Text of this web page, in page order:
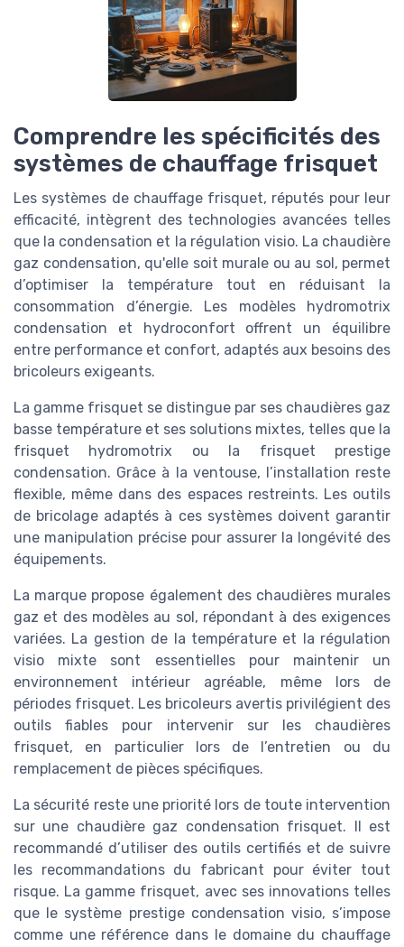
Comprendre les spécificités des
systèmes de chauffage frisquet
Les systèmes de chauffage frisquet, réputés pour leur
efficacité, intègrent des technologies avancées telles
que la condensation et la régulation visio. La chaudière
gaz condensation, qu'elle soit murale ou au sol, permet
d’optimiser la température tout en réduisant la
consommation d’énergie. Les modèles hydromotrix
condensation et hydroconfort offrent un équilibre
entre performance et confort, adaptés aux besoins des
bricoleurs exigeants.
La gamme frisquet se distingue par ses chaudières gaz
basse température et ses solutions mixtes, telles que la
frisquet hydromotrix ou la frisquet prestige
condensation. Grâce à la ventouse, l’installation reste
flexible, même dans des espaces restreints. Les outils
de bricolage adaptés à ces systèmes doivent garantir
une manipulation précise pour assurer la longévité des
équipements.
La marque propose également des chaudières murales
gaz et des modèles au sol, répondant à des exigences
variées. La gestion de la température et la régulation
visio mixte sont essentielles pour maintenir un
environnement intérieur agréable, même lors de
périodes frisquet. Les bricoleurs avertis privilégient des
outils fiables pour intervenir sur les chaudières
frisquet, en particulier lors de l’entretien ou du
remplacement de pièces spécifiques.
La sécurité reste une priorité lors de toute intervention
sur une chaudière gaz condensation frisquet. Il est
recommandé d’utiliser des outils certifiés et de suivre
les recommandations du fabricant pour éviter tout
risque. La gamme frisquet, avec ses innovations telles
que le système prestige condensation visio, s’impose
comme une référence dans le domaine du chauffage